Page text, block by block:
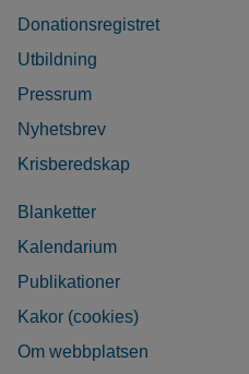
Donationsregistret
Utbildning
Pressrum
Nyhetsbrev
Krisberedskap
Blanketter
Kalendarium
Publikationer
Kakor (cookies)
Om webbplatsen